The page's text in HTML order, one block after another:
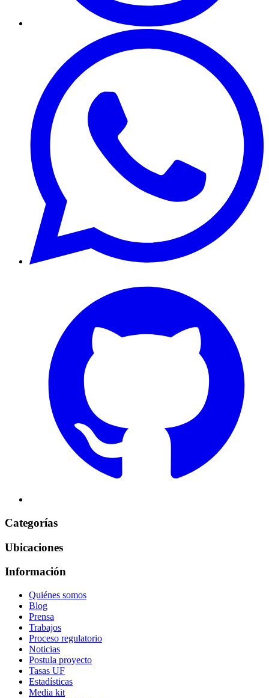
Categorías
Ubicaciones
Información
Quiénes somos
Blog
Prensa
Trabajos
Proceso regulatorio
Noticias
Postula proyecto
Tasas UF
Estadísticas
Media kit